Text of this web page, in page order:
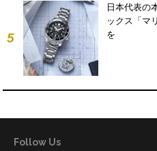
5
日本代表の
ックス「マ
を
Follow Us